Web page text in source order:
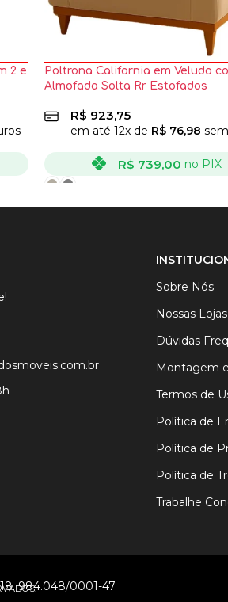
2 e
Poltrona California em Veludo
Almofada Solta Rr Estofados
R$ 923,75
em até 12x de R$76,98
R$ 739,00 no PIX
VER OPÇÕES
Sobre Nós
Nossas Lojas
Dúvidas
Montagem
Termos de
Política de
Política de
Política de
Trabalhe
984.048/0001-47